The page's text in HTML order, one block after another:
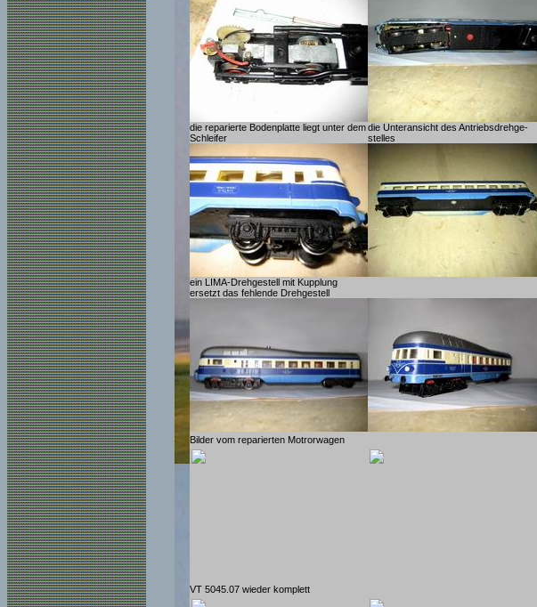
die reparierte Bodenplatte liegt unter dem
Schleifer
die Unteransicht des Antriebsdrehge-
stelles
ein LIMA-Drehgestell mit Kupplung
ersetzt das fehlende Drehgestell
Bilder vom reparierten Motrorwagen
VT 5045.07 wieder komplett